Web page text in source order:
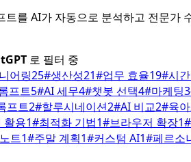
를 AI가 자동으로 분석하고 전문가
로 필터 중
어링25#생산성21#업무 효율19#시
프트5#AI 세무4#챗봇 선택4#마케팅3
프트2#할루시네이션2#AI 비교2#육아
활용1#최적화 기법1#브라우저 확장1#
트1#주말 계획1#커스텀 AI1#페르소